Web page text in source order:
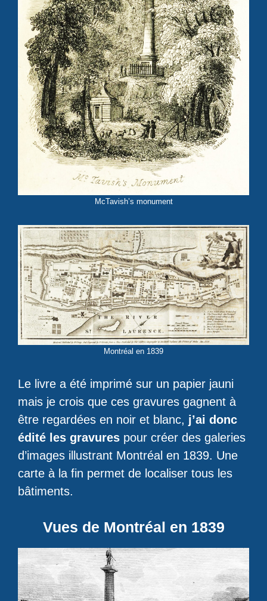
McTavish’s monument
Montréal en 1839
Le livre a été imprimé sur un papier jauni
mais je crois que ces gravures gagnent à
être regardées en noir et blanc, j’ai donc
édité les gravures pour créer des galeries
d’images illustrant Montréal en 1839. Une
carte à la fin permet de localiser tous les
bâtiments.
Vues de Montréal en 1839